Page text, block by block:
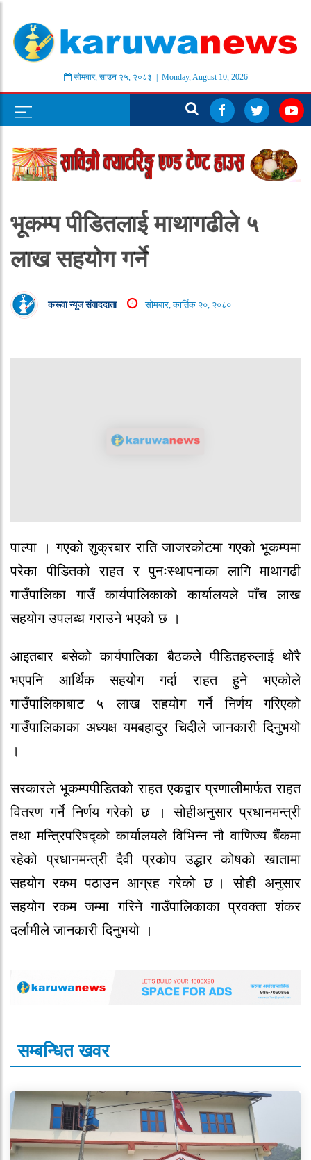
सोमबार, साउन २५, २०८३ | Monday, August 10, 2026
भूकम्प पीडितलाई माथागढीले ५
लाख सहयोग गर्ने
करूवा न्यूज संवाददाता सोमबार, कार्तिक २०, २०८०
पाल्पा । गएको शुक्रबार राति जाजरकोटमा गएको भूकम्पमा
परेका पीडितको राहत र पुनःस्थापनाका लागि माथागढी
गाउँपालिका गाउँ कार्यपालिकाको कार्यालयले पाँच लाख
सहयोग उपलब्ध गराउने भएको छ ।
आइतबार बसेको कार्यपालिका बैठकले पीडितहरुलाई थोरै
भएपनि आर्थिक सहयोग गर्दा राहत हुने भएकोले
गाउँपालिकाबाट ५ लाख सहयोग गर्ने निर्णय गरिएको
गाउँपालिकाका अध्यक्ष यमबहादुर चिदीले जानकारी दिनुभयो
।
सरकारले भूकम्पपीडितको राहत एकद्वार प्रणालीमार्फत राहत
वितरण गर्ने निर्णय गरेको छ । सोहीअनुसार प्रधानमन्त्री
तथा मन्त्रिपरिषद्को कार्यालयले विभिन्न नौ वाणिज्य बैंकमा
रहेको प्रधानमन्त्री दैवी प्रकोप उद्धार कोषको खातामा
सहयोग रकम पठाउन आग्रह गरेको छ । सोही अनुसार
सहयोग रकम जम्मा गरिने गाउँपालिकाका प्रवक्ता शंकर
दर्लामीले जानकारी दिनुभयो ।
सम्बन्धित खवर